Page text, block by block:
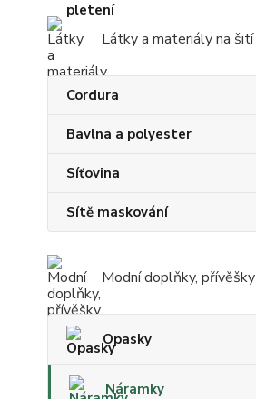
Látky a materiály na šití
Cordura
Bavlna a polyester
Síťovina
Sítě maskování
Modní doplňky, přívěšky
Opasky
Náramky